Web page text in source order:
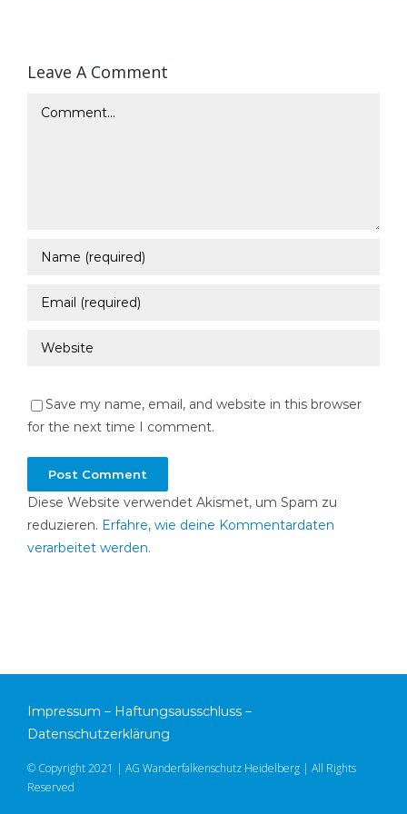
Leave A Comment
Comment
Save my name, email, and website in this browser
for the next time I comment.
Diese Website verwendet Akismet, um Spam zu
reduzieren. Erfahre, wie deine Kommentardaten
verarbeitet werden.
Impressum – Haftungsausschluss –
Datenschutzerklärung
© Copyright 2021 | AG Wanderfalkenschutz Heidelberg | All Rights
Reserved